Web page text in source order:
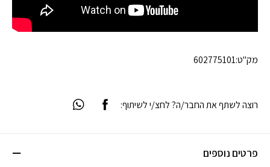
מק"ט:602775101
פרטים נוספים
רוצה לשתף את החבר/ה? לחצ/י לשיתוף: